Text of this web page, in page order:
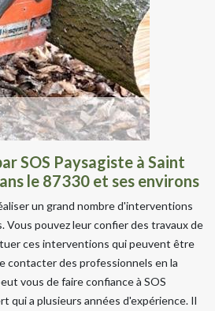
SOS Paysagiste à Saint
le 87330 et ses environs
un grand nombre d'interventions
Vous pouvez leur confier des travaux de
ces interventions qui peuvent être
contacter des professionnels en la
vous de faire confiance à SOS
qui a plusieurs années d'expérience. Il